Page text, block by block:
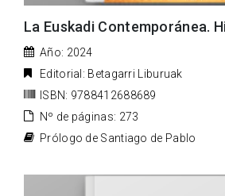
La Euskadi Contemporánea.
Año: 2024
Editorial: Betagarri Liburuak
ISBN: 9788412688689
Nº de páginas: 273
Prólogo de Santiago de Pablo